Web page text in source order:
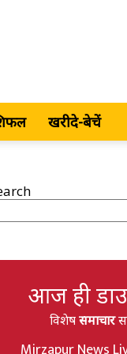
खरीदे-बेचें
आज ही
विशेषसमाचार